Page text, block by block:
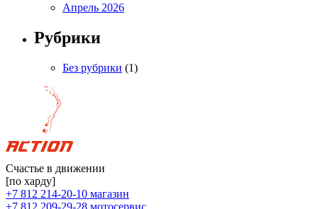
Апрель 2026
Рубрики
Без рубрики (1)
Счастье в движении
[по харду]
+7 812 214-20-10 магазин
+7 812 209-29-28 мотосервис